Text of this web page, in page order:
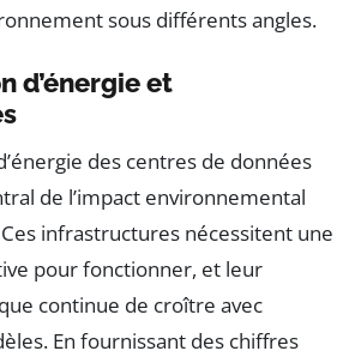
sous différents angles.
d’énergie et
des centres de données
de l’impact environnemental
Ces infrastructures nécessitent une
pour fonctionner, et leur
continue de croître avec
En fournissant des chiffres